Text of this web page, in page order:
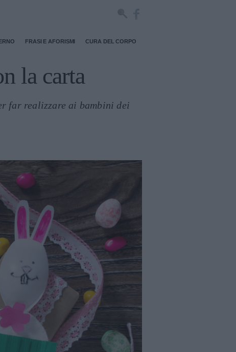
FRASI E AFORISMI CURA DEL CORPO
la carta
far realizzare ai bambini dei